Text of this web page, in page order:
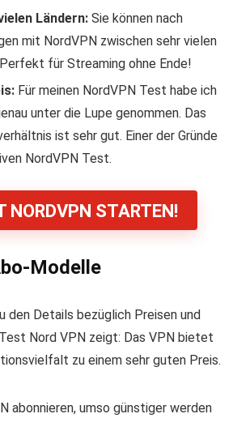
Ländern: Sie können nach
mit NordVPN zwischen sehr vielen
für Streaming ohne Ende!
Für meinen NordVPN Test habe ich
unter die Lupe genommen. Das
ist sehr gut. Einer der Gründe
NordVPN Test.
NORDVPN STARTEN!
Modelle
den Details bezüglich Preisen und
Nord VPN zeigt: Das VPN bietet
zu einem sehr guten Preis.
abonnieren, umso günstiger werden